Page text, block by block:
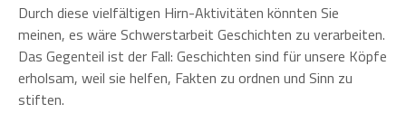
Durch diese vielfältigen Hirn-Aktivitäten könnten Sie
meinen, es wäre Schwerstarbeit Geschichten zu verarbeiten.
Das Gegenteil ist der Fall: Geschichten sind für unsere Köpfe
erholsam, weil sie helfen, Fakten zu ordnen und Sinn zu
stiften.